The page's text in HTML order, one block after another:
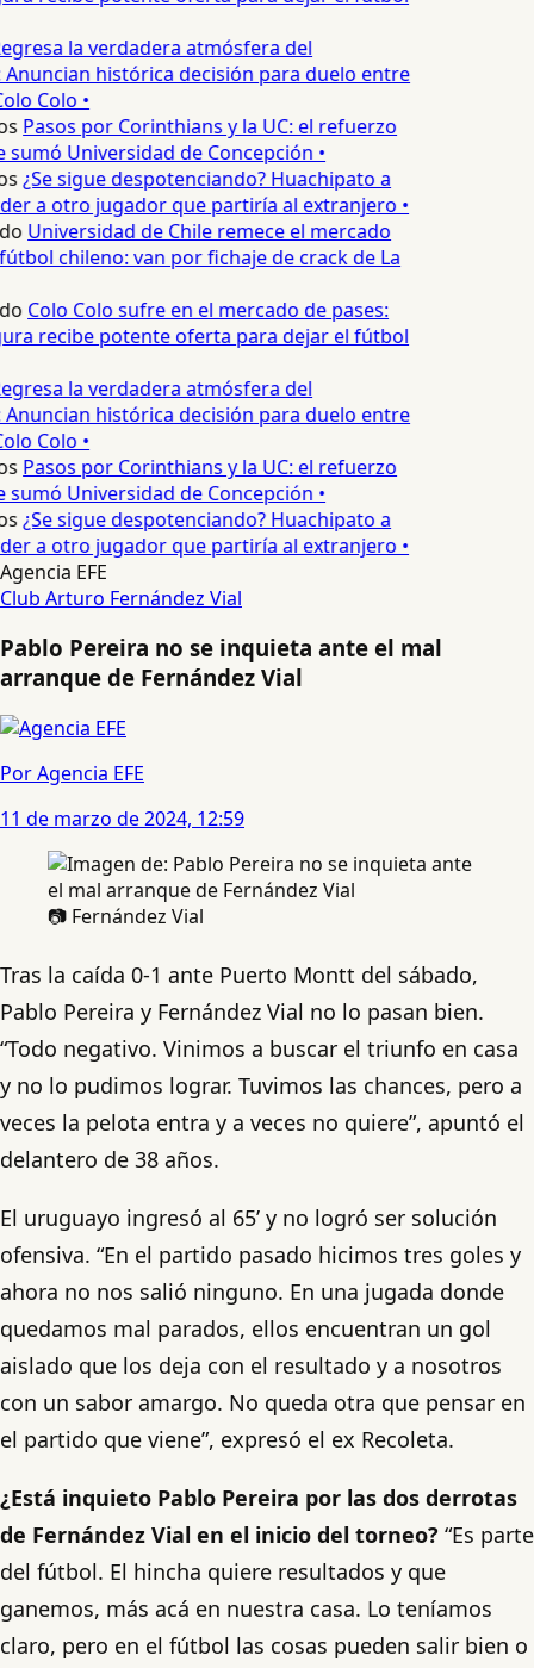
la verdadera atmósfera del
histórica decisión para duelo entre
Colo •
Pasos por Corinthians y la UC: el refuerzo
Universidad de Concepción •
¿Se sigue despotenciando? Huachipato a
a otro jugador que partiría al extranjero •
Universidad de Chile remece el mercado
chileno: van por fichaje de crack de La
Colo Colo sufre en el mercado de pases:
recibe potente oferta para dejar el fútbol
la verdadera atmósfera del
histórica decisión para duelo entre
Colo •
Pasos por Corinthians y la UC: el refuerzo
Universidad de Concepción •
¿Se sigue despotenciando? Huachipato a
a otro jugador que partiría al extranjero •
Agencia EFE
Club Arturo Fernández Vial
Pablo Pereira no se inquieta ante el mal
arranque de Fernández Vial
Por Agencia EFE
11 de marzo de 2024, 12:59
📷 Fernández Vial
Tras la caída 0-1 ante Puerto Montt del sábado,
Pablo Pereira y Fernández Vial no lo pasan bien.
“Todo negativo. Vinimos a buscar el triunfo en casa
y no lo pudimos lograr. Tuvimos las chances, pero a
veces la pelota entra y a veces no quiere”, apuntó el
delantero de 38 años.
El uruguayo ingresó al 65’ y no logró ser solución
ofensiva. “En el partido pasado hicimos tres goles y
ahora no nos salió ninguno. En una jugada donde
quedamos mal parados, ellos encuentran un gol
aislado que los deja con el resultado y a nosotros
con un sabor amargo. No queda otra que pensar en
el partido que viene”, expresó el ex Recoleta.
¿Está inquieto Pablo Pereira por las dos derrotas
de Fernández Vial en el inicio del torneo? “Es parte
del fútbol. El hincha quiere resultados y que
ganemos, más acá en nuestra casa. Lo teníamos
claro, pero en el fútbol las cosas pueden salir bien o